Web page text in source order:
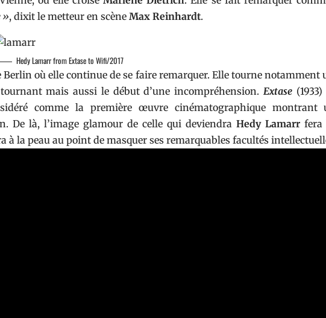
», dixit le metteur en scèneMax Reinhardt.
Hedy Lamarr from Extase to Wifi/2017
Berlin où elle continue de se faire remarquer. Elle tourne
mais aussi le début d’une incompréhension.Extase
comme la première œuvre cinématographique montrant
De là, l’image glamour de celle qui deviendra Hedy Lamarrfera
à la peau au point de masquer ses remarquables facultés